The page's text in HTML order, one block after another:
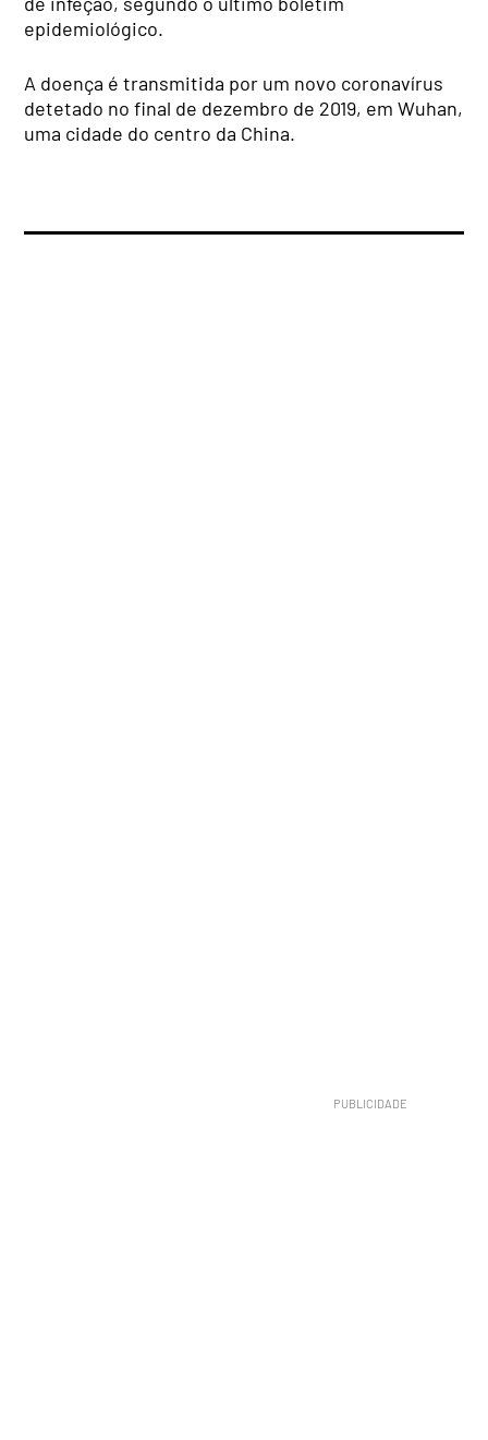
epidemiológico.
A doença é transmitida por um novo coronavírus
detetado no final de dezembro de 2019, em Wuhan,
uma cidade do centro da China.